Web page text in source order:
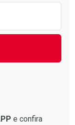
e confira